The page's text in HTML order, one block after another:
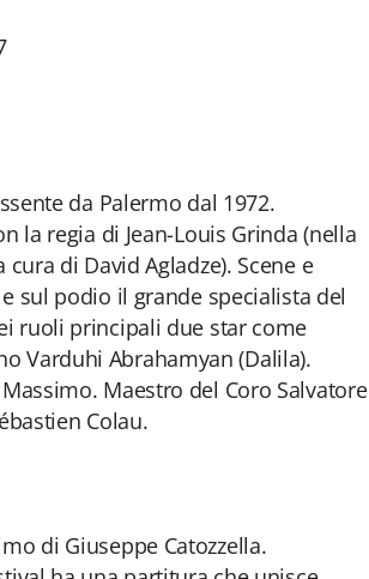
da Palermo dal 1972.
la regia di Jean-Louis Grinda (nella
di David Agladze). Scene e
sul podio il grande specialista del
ruoli principali due star come
Varduhi Abrahamyan (Dalila).
Maestro del Coro Salvatore
Colau.
di Giuseppe Catozzella.